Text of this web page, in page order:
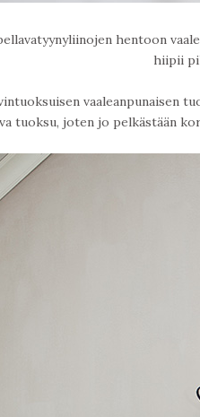
hentoon
hiipii
vaaleanpunaisen
tuoksu, joten jo pelkästään